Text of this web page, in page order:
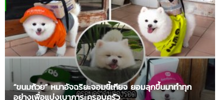
“ขนมถ้วย” หมาอัจฉริยะจอมขี้เกียจ ยอมลุกขึ้นมาทำทุก
อย่างเพื่อแบ่งเบาภาระครอบครัว